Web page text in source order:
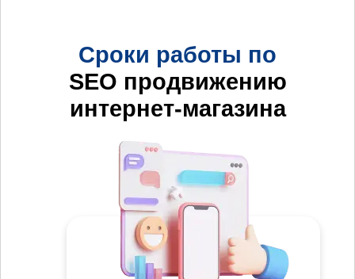
Сроки работы по
SEO продвижению
интернет-магазина